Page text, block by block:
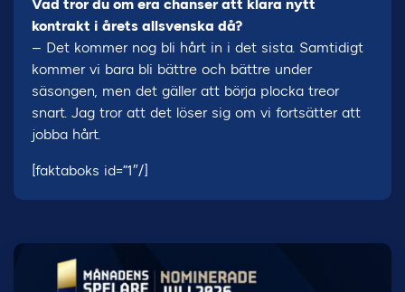
Vad tror du om era chanser att klara nytt
kontrakt i årets allsvenska då?
– Det kommer nog bli hårt in i det sista. Samtidigt
kommer vi bara bli bättre och bättre under
säsongen, men det gäller att börja plocka treor
snart. Jag tror att det löser sig om vi fortsätter att
jobba hårt.
[faktaboks id=”1″/]